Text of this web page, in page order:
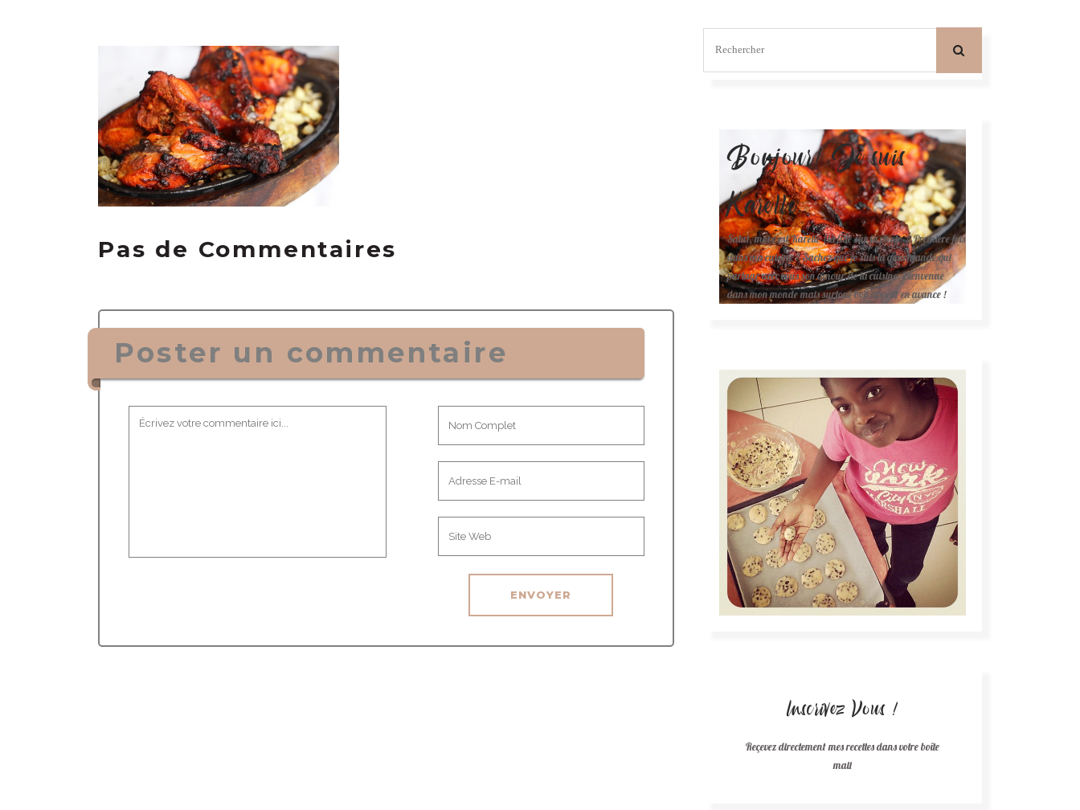
Pas de Commentaires
Poster un commentaire
Bonjour! Je suis
Karelle.
Salut, moi c'est Karelle (la fille sur la photo ). Première fois
dans ma cuisine ? Sachez que je suis la gourmande qui
partage avec vous son amour de la cuisine. Bienvenue
dans mon monde mais surtout bon appétit en avance !
Inscrivez Vous !
Reçevez directement mes recettes dans votre boîte
mail